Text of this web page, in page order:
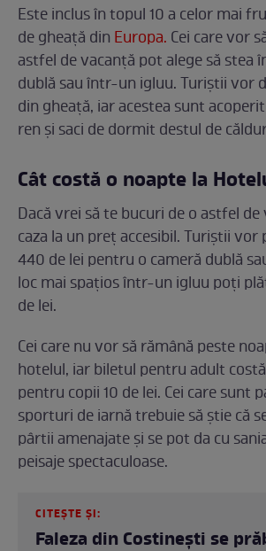
Este inclus în topul 10 a celor mai
de gheață din Europa. Cei care vor
astfel de vacanță pot alege să stea
dublă sau într-un igluu. Turiștii vor
din gheață, iar acestea sunt
ren și saci de dormit destul de
Cât costă o noapte la
Dacă vrei să te bucuri de o astfel
caza la un preț accesibil. Turiștii vor
440 de lei pentru o cameră dublă
loc mai spațios într-un igluu poți
de lei.
Cei care nu vor să rămână peste
hotelul, iar biletul pentru adult costă
pentru copii 10 de lei. Cei care sunt
sporturi de iarnă trebuie să știe că
pârtii amenajate și se pot da cu
peisaje spectaculoase.
CITEȘTE ȘI:
Faleza din Costineşti se